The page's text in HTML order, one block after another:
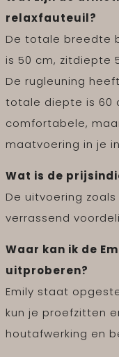
relaxfauteuil?
De totale breedte
is 50 cm, zitdiepte
De rugleuning
totale diepte is 60
comfortabele,
maatvoering in je
Wat is de
De uitvoering
verrassend
Waar kan ik de
uitproberen?
Emily staat
kun je proefzitten
houtafwerking en